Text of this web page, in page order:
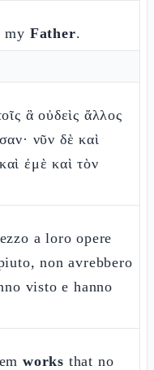
my Father.
ἃ οὐδεὶς ἄλλος
νῦν δὲ καὶ
ἐμὲ καὶ τὸν
a loro opere
non avrebbero
visto e hanno
works that no